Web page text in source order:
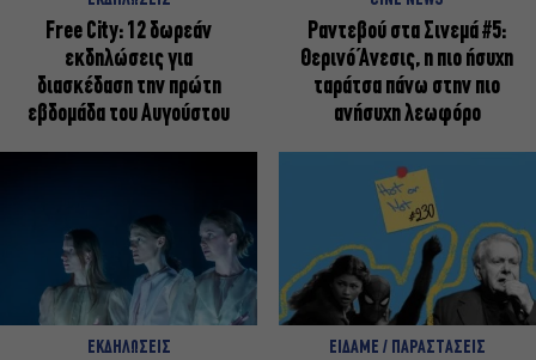
Free City: 12 δωρεάν
εκδηλώσεις για
διασκέδαση την πρώτη
εβδομάδα του Αυγούστου
Ραντεβού στα Σινεμά #5:
Θερινό Άνεσις, η πιο ήσυχη
ταράτσα πάνω στην πιο
ανήσυχη λεωφόρο
ΕΚΔΗΛΩΣΕΙΣ ΕΙΔΑΜΕ / ΠΑΡΑΣΤΑΣΕΙΣ